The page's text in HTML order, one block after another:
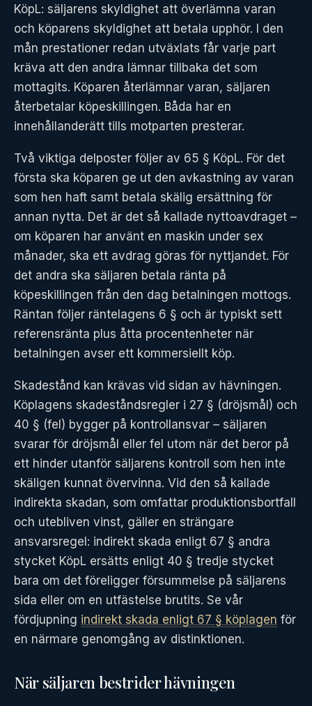
KöpL: säljarens skyldighet att överlämna varan
och köparens skyldighet att betala upphör. I den
mån prestationer redan utväxlats får varje part
kräva att den andra lämnar tillbaka det som
mottagits. Köparen återlämnar varan, säljaren
återbetalar köpeskillingen. Båda har en
innehållanderätt tills motparten presterar.
Två viktiga delposter följer av 65 § KöpL. För det
första ska köparen ge ut den avkastning av varan
som hen haft samt betala skälig ersättning för
annan nytta. Det är det så kallade nyttoavdraget –
om köparen har använt en maskin under sex
månader, ska ett avdrag göras för nyttjandet. För
det andra ska säljaren betala ränta på
köpeskillingen från den dag betalningen mottogs.
Räntan följer räntelagens 6 § och är typiskt sett
referensränta plus åtta procentenheter när
betalningen avser ett kommersiellt köp.
Skadestånd kan krävas vid sidan av hävningen.
Köplagens skadeståndsregler i 27 § (dröjsmål) och
40 § (fel) bygger på kontrollansvar – säljaren
svarar för dröjsmål eller fel utom när det beror på
ett hinder utanför säljarens kontroll som hen inte
skäligen kunnat övervinna. Vid den så kallade
indirekta skadan, som omfattar produktionsbortfall
och utebliven vinst, gäller en strängare
ansvarsregel: indirekt skada enligt 67 § andra
stycket KöpL ersätts enligt 40 § tredje stycket
bara om det föreligger försummelse på säljarens
sida eller om en utfästelse brutits. Se vår
fördjupning indirekt skada enligt 67 § köplagen för
en närmare genomgång av distinktionen.
När säljaren bestrider hävningen